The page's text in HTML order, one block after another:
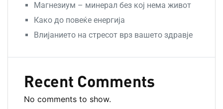
Магнезиум – минерал без кој нема живот
Како до повеќе енергија
Влијанието на стресот врз вашето здравје
Recent Comments
No comments to show.